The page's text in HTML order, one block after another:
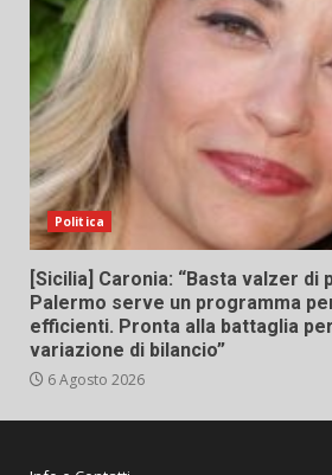
Politica
[Sicilia] Caronia: “Basta valzer di
Palermo serve un programma
efficienti. Pronta alla battaglia
variazione di bilancio”
6 Agosto 2026